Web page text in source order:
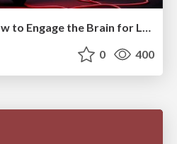
Primal Persuasion: How to Engage the Brain for Learning That Lasts
0 400